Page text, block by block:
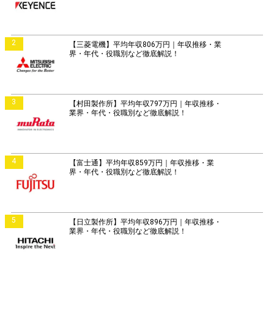
2
【三菱電機】平均年収806万円｜年収推移・業
界・年代・役職別など徹底解説！
3
【村田製作所】平均年収797万円｜年収推移・
業界・年代・役職別など徹底解説！
4
【富士通】平均年収859万円｜年収推移・業
界・年代・役職別など徹底解説！
5
【日立製作所】平均年収896万円｜年収推移・
業界・年代・役職別など徹底解説！